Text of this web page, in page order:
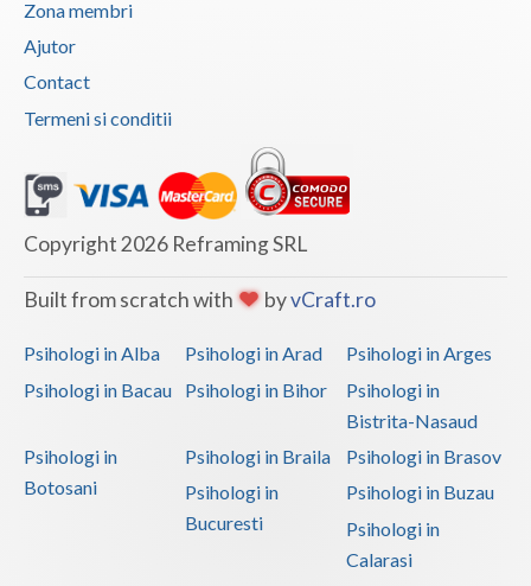
(1)
Interventie psihoterapeutica in tulburarea dism... (1)
Logoterapie in tulburarile de comunicare (1)
Psihoterapie - Interventie psihoterapeutica in ... (1)
Psihoterapie - Interventie psihoterapeutica in ... (1)
Psihoterapie - Interventie psihoterapeutica in ... (1)
Psihoterapie - Interventie psihoterapeutica in ... (1)
Psihoterapie - Interventie psihoterapeutica in ... (1)
Psihoterapie - Interventie psihoterapeutica in ... (1)
Psihoterapie - Interventie psihoterapeutica in ... (1)
Zona membri
Ajutor
Contact
Termeni si conditii
Copyright 2026 Reframing SRL
Built from scratch with byvCraft.ro
Psihologi in Alba Psihologi in Arad
Psihologi in Arges
Psihologi in Bacau
Psihologi in Bihor
Psihologi in
Bistrita-Nasaud
Psihologi in
Botosani
Psihologi in Braila
Psihologi in Brasov
Psihologi in
Bucuresti
Psihologi in Buzau
Psihologi in
Calarasi